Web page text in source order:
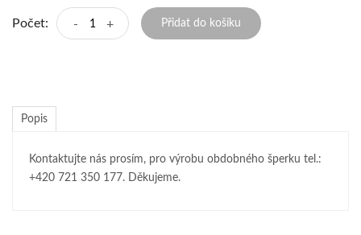
Počet: - + Přidat do košíku
Popis
Kontaktujte nás prosím, pro výrobu obdobného šperku tel.:
+420 721 350 177. Děkujeme.